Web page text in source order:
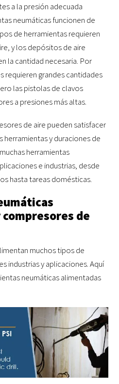
a la presión adecuada
neumáticas funcionen de
de herramientas requieren
y los depósitos de aire
la cantidad necesaria. Por
requieren grandes cantidades
las pistolas de clavos
a presiones más altas.
de aire pueden satisfacer
herramientas y duraciones de
herramientas
e industrias, desde
hasta tareas domésticas.
de
muchos tipos de
industrias y aplicaciones. Aquí
neumáticas alimentadas